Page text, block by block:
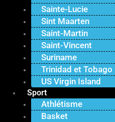
Sainte-Lucie
Sint Maarten
Saint-Martin
Saint-Vincent
Suriname
Trinidad et Tobago
US Virgin Island
Sport
Athlétisme
Basket